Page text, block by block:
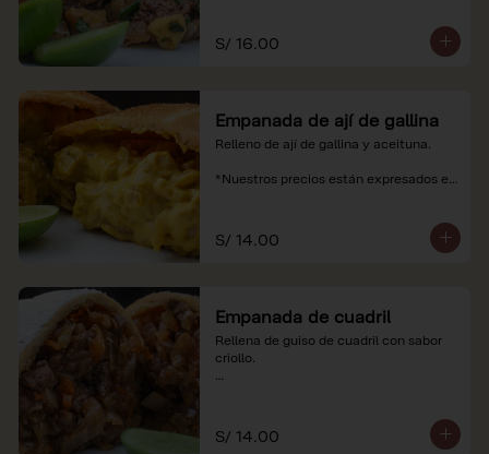
S/ 16.00
Empanada de ají de gallina
Relleno de ají de gallina y aceituna.
*Nuestros precios están expresados en
S/ 14.00
Empanada de cuadril
Rellena de guiso de cuadril con sabor
criollo.
S/ 14.00